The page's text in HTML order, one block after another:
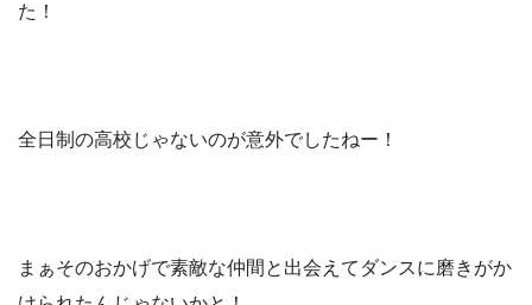
た！
全日制の高校じゃないのが意外でしたねー！
まぁそのおかげで素敵な仲間と出会えてダンスに磨きがか